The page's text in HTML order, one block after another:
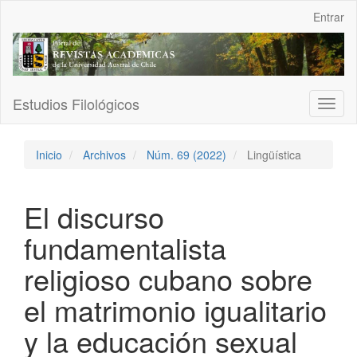
Contenido
principal
Barra
Entrar
Estudios Filológicos
Inicio Archivos Núm. 69 (2022) Lingüística
El discurso
fundamentalista
religioso cubano sobre
el matrimonio igualitario
y la educación sexual